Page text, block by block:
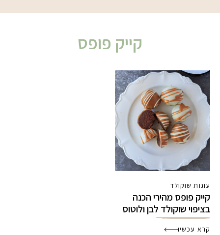
קייק פופס
עוגות שוקולד
קייק פופס מהירי הכנה
בציפוי שוקולד לבן ולוטוס
קרא עכשיו